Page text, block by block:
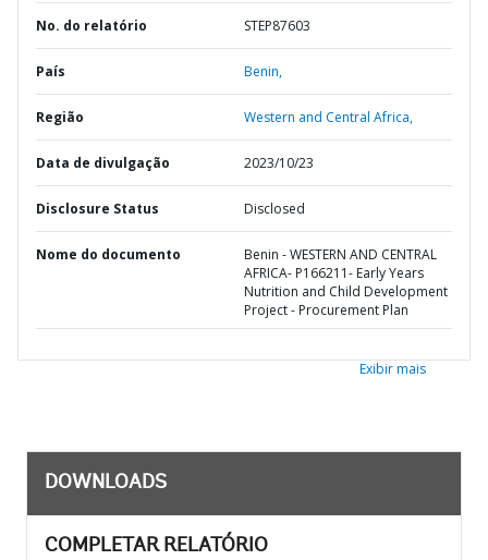
No. do relatório STEP87603
País Benin,
Região Western and Central Africa,
Data de divulgação 2023/10/23
Disclosure Status Disclosed
Nome do documento
Benin - WESTERN AND CENTRAL
AFRICA- P166211- Early Years
Nutrition and Child Development
Project - Procurement Plan
Exibir mais
DOWNLOADS
COMPLETAR RELATÓRIO